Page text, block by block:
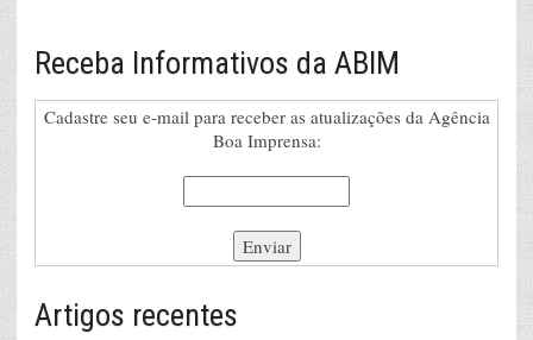
Receba Informativos da ABIM
Cadastre seu e-mail para receber as atualizações da Agência
Boa Imprensa:
Artigos recentes